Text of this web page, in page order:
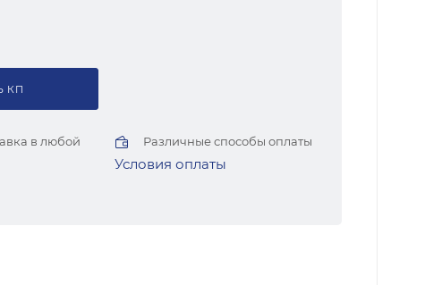
КП
в любой
Различные способы оплаты
Условия оплаты